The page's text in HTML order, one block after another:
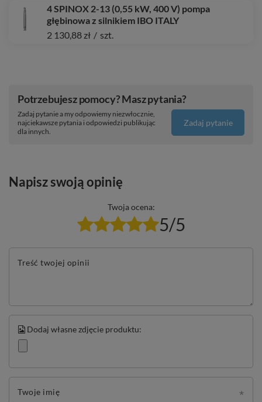
4 SPINOX 2-13 (0,55 kW, 400 V) pompa
głębinowa z silnikiem IBO ITALY
2 130,88 zł / szt.
Potrzebujesz pomocy? Masz pytania?
Zadaj pytanie a my odpowiemy niezwłocznie,
najciekawsze pytania i odpowiedzi publikując
dla innych.
Zadaj pytanie
Napisz swoją opinię
Twoja ocena:
5/5
Treść twojej opinii
Dodaj własne zdjęcie produktu:
Twoje imię